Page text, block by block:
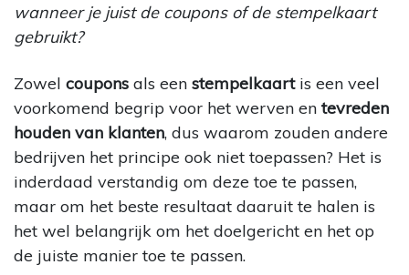
wanneer je juist de coupons of de stempelkaart
gebruikt?
Zowel coupons als een stempelkaartis een veel
voorkomend begrip voor het werven en tevreden
houden van klanten, dus waarom zouden andere
bedrijven het principe ook niet toepassen? Het is
inderdaad verstandig om deze toe te passen,
maar om het beste resultaat daaruit te halen is
het wel belangrijk om het doelgericht en het op
de juiste manier toe te passen.